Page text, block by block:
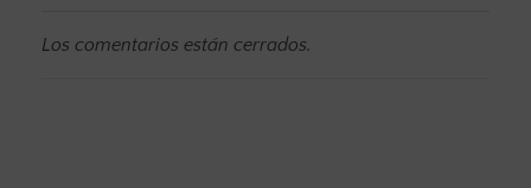
Los comentarios están cerrados.